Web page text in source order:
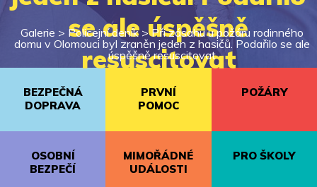
se ale úspěšně
resuscitovat
Galerie > Policejní deník>Při zásahu u požáru rodinného
domu v Olomouci byl zraněn jeden z hasičů. Podařilo se ale
úspěšně resuscitovat
BEZPEČNÁ
DOPRAVA
PRVNÍ
POMOC
POŽÁRY
OSOBNÍ
BEZPEČÍ
MIMOŘÁDNÉ
UDÁLOSTI
PRO ŠKOLY